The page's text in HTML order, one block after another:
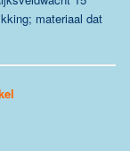
materiaal dat